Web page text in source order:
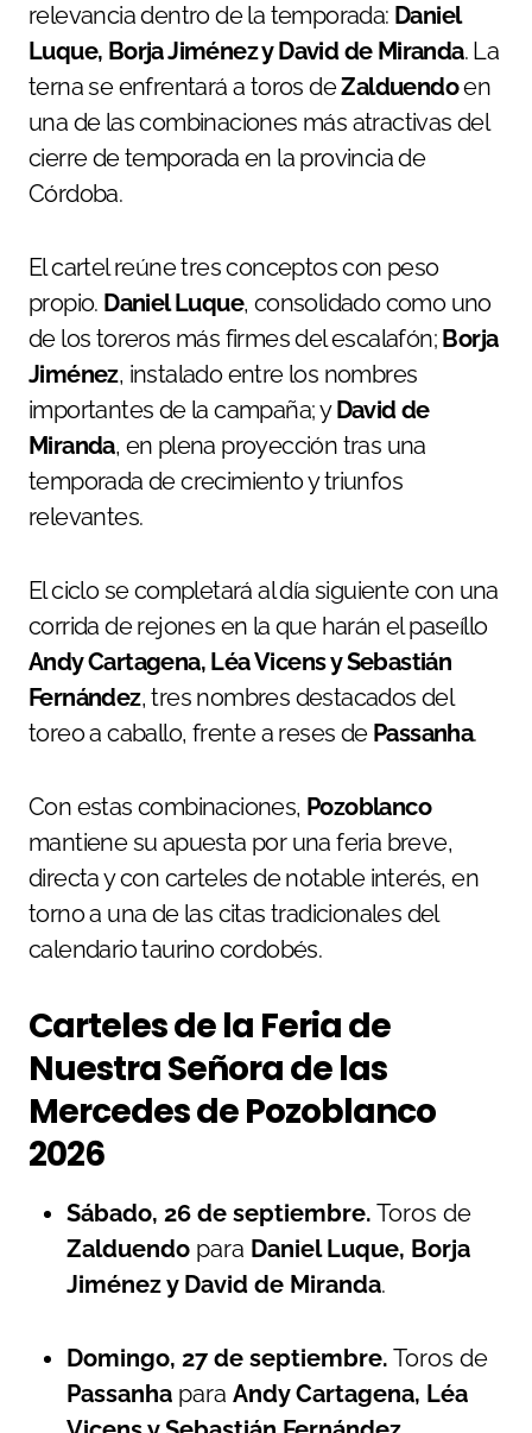
relevancia dentro de la temporada: Daniel
Luque, Borja Jiménez y David de Miranda. La
terna se enfrentará a toros deZalduendoen
una de las combinaciones más atractivas del
cierre de temporada en la provincia de
Córdoba.
El cartel reúne tres conceptos con peso
propio. Daniel Luque, consolidado como uno
de los toreros más firmes del escalafón; Borja
Jiménez, instalado entre los nombres
importantes de la campaña; yDavid de
Miranda, en plena proyección tras una
temporada de crecimiento y triunfos
relevantes.
El ciclo se completará al día siguiente con una
corrida de rejones en la que harán el paseíllo
Andy Cartagena, Léa Vicens y Sebastián
Fernández, tres nombres destacados del
toreo a caballo, frente a reses de Passanha.
Con estas combinaciones, Pozoblanco
mantiene su apuesta por una feria breve,
directa y con carteles de notable interés, en
torno a una de las citas tradicionales del
calendario taurino cordobés.
Carteles de la Feria de
Nuestra Señora de las
Mercedes de Pozoblanco
2026
Sábado, 26 de septiembre. Toros de
Zalduendo para Daniel Luque, Borja
Jiménez y David de Miranda.
Domingo, 27 de septiembre. Toros de
Passanha para Andy Cartagena, Léa